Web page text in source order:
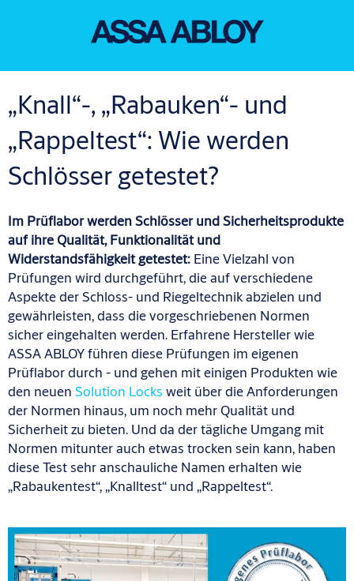
„Knall“-, „Rabauken“- und
„Rappeltest“: Wie werden
Schlösser getestet?
Im Prüflabor werden Schlösser und Sicherheitsprodukte
auf ihre Qualität, Funktionalität und
Widerstandsfähigkeit getestet: Eine Vielzahl von
Prüfungen wird durchgeführt, die auf verschiedene
Aspekte der Schloss- und Riegeltechnik abzielen und
gewährleisten, dass die vorgeschriebenen Normen
sicher eingehalten werden. Erfahrene Hersteller wie
ASSA ABLOY führen diese Prüfungen im eigenen
Prüflabor durch - und gehen mit einigen Produkten wie
den neuen Solution Locks weit über die Anforderungen
der Normen hinaus, um noch mehr Qualität und
Sicherheit zu bieten. Und da der tägliche Umgang mit
Normen mitunter auch etwas trocken sein kann, haben
diese Test sehr anschauliche Namen erhalten wie
„Rabaukentest“, „Knalltest“ und „Rappeltest“.